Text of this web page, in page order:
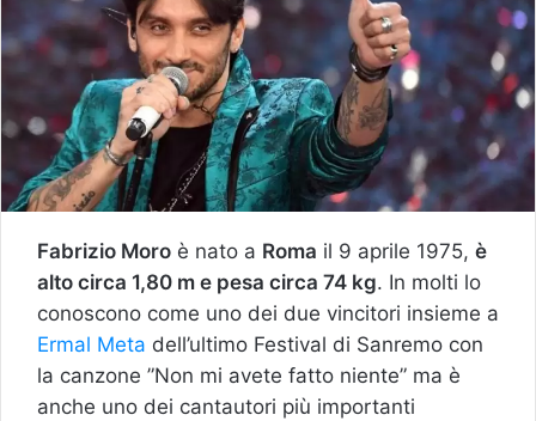
Fabrizio Moro è nato a Roma il 9 aprile 1975, è
alto circa 1,80 m e pesa circa 74 kg. In molti lo
conoscono come uno dei due vincitori insieme a
Ermal Meta dell’ultimo Festival di Sanremo con
la canzone ”Non mi avete fatto niente” ma è
anche uno dei cantautori più importanti